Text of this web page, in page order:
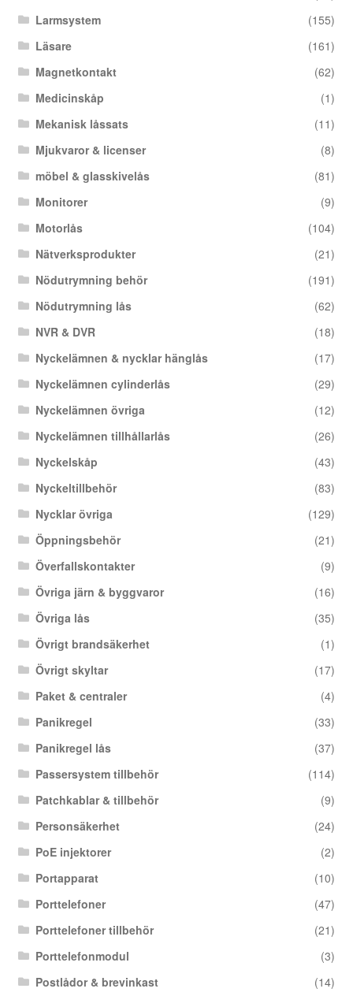
Larmsystem
(155)
Läsare
(161)
Magnetkontakt
(62)
Medicinskåp
(1)
Mekanisk låssats
(11)
Mjukvaror & licenser
(8)
möbel & glasskivelås
(81)
Monitorer
(9)
Motorlås
(104)
Nätverksprodukter
(21)
Nödutrymning behör
(191)
Nödutrymning lås
(62)
NVR & DVR
(18)
Nyckelämnen & nycklar hänglås
(17)
Nyckelämnen cylinderlås
(29)
Nyckelämnen övriga
(12)
Nyckelämnen tillhållarlås
(26)
Nyckelskåp
(43)
Nyckeltillbehör
(83)
Nycklar övriga
(129)
Öppningsbehör
(21)
Överfallskontakter
(9)
Övriga järn & byggvaror
(16)
Övriga lås
(35)
Övrigt brandsäkerhet
(1)
Övrigt skyltar
(17)
Paket & centraler
(4)
Panikregel
(33)
Panikregel lås
(37)
Passersystem tillbehör
(114)
Patchkablar & tillbehör
(9)
Personsäkerhet
(24)
PoE injektorer
(2)
Portapparat
(10)
Porttelefoner
(47)
Porttelefoner tillbehör
(21)
Porttelefonmodul
(3)
Postlådor & brevinkast
(14)